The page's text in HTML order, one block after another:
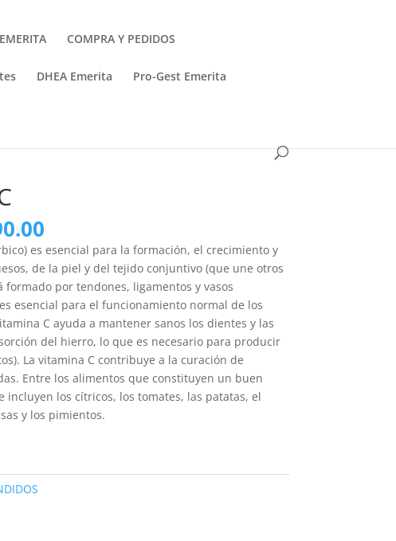
EMERITA COMPRA Y PEDIDOS
DHEA Emerita Pro-Gest Emerita
es esencial para la formación, el crecimiento y
de la piel y del tejido conjuntivo (que une otros
formado por tendones, ligamentos y vasos
esencial para el funcionamiento normal de los
C ayuda a mantener sanos los dientes y las
del hierro, lo que es necesario para producir
La vitamina C contribuye a la curación de
Entre los alimentos que constituyen un buen
incluyen los cítricos, los tomates, las patatas, el
y los pimientos.